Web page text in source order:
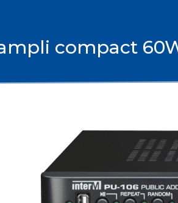
compact